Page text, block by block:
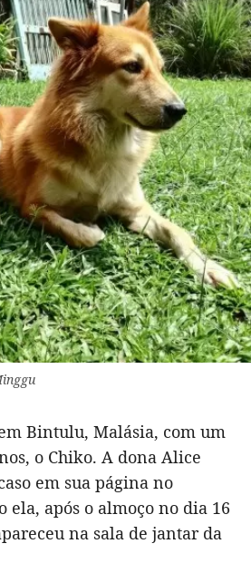
Bintulu, Malásia, com um
o Chiko. A dona Alice
em sua página no
ela, após o almoço no dia 16
na sala de jantar da